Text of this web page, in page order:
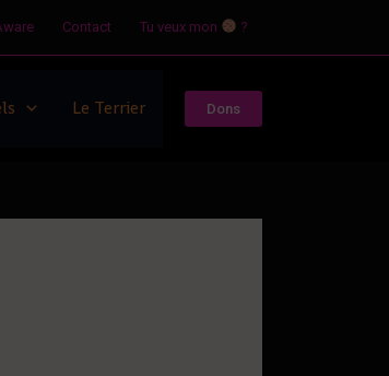
Contact Tu veux mon ?
Le Terrier Dons